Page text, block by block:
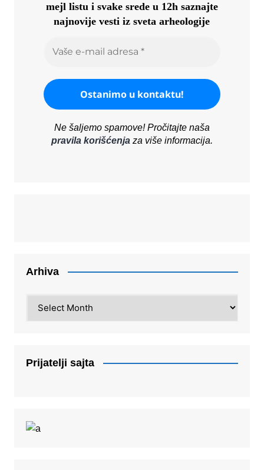
mejl listu i svake srede u 12h saznajte
najnovije vesti iz sveta arheologije
Ne šaljemo spamove! Pročitajte naša
pravila korišćenjaza više informacija.
Arhiva
Prijatelji sajta